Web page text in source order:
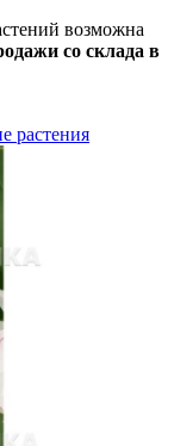
возможна
со склада в
растения